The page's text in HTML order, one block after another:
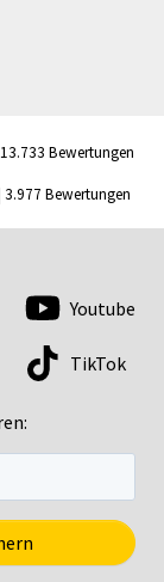
Bewertungen
Bewertungen
Youtube
TikTok